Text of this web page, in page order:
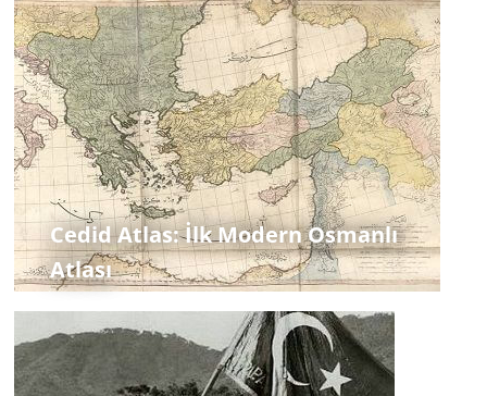
Cedid Atlas: İlk Modern Osmanlı
Atlası